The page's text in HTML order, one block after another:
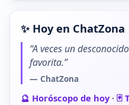
✨ Hoy en ChatZona
“A veces un
favorita.”
— ChatZona
🔮 Horóscopo de hoy· 🃏